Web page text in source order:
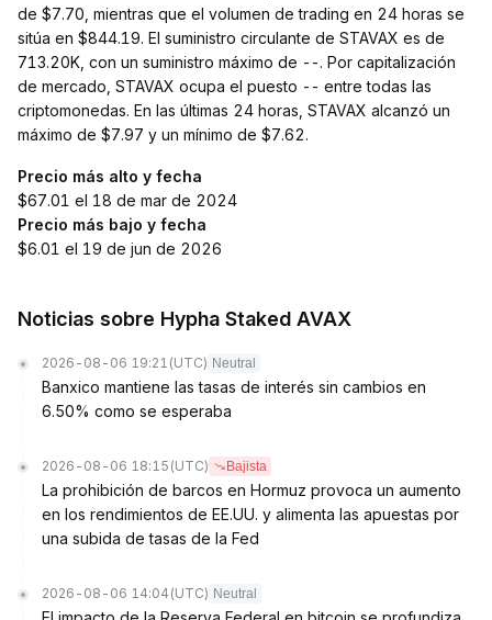
de $7.70, mientras que el volumen de trading en 24 horas se
sitúa en $844.19. El suministro circulante de STAVAX es de
713.20K, con un suministro máximo de --. Por capitalización
de mercado, STAVAX ocupa el puesto -- entre todas las
criptomonedas. En las últimas 24 horas, STAVAX alcanzó un
máximo de $7.97 y un mínimo de $7.62.
Precio más alto y fecha
$67.01 el 18 de mar de 2024
Precio más bajo y fecha
$6.01 el 19 de jun de 2026
Noticias sobre Hypha Staked AVAX
2026-08-06 19:21 (UTC) Neutral
Banxico mantiene las tasas de interés sin cambios en
6.50% como se esperaba
2026-08-06 18:15 (UTC) Bajista
La prohibición de barcos en Hormuz provoca un aumento
en los rendimientos de EE.UU. y alimenta las apuestas por
una subida de tasas de la Fed
2026-08-06 14:04 (UTC) Neutral